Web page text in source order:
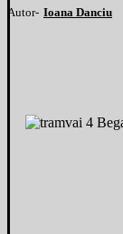
Autor- Ioana Danciu